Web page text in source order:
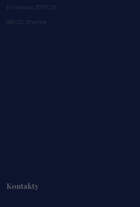
Brněnská 3797/29
669 02 Znojmo
Kontakty